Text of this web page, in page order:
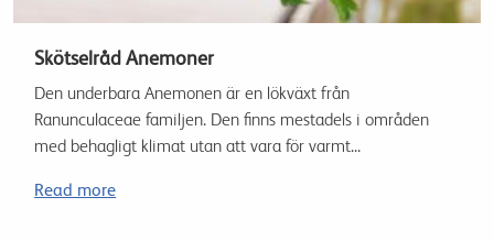
Skötselråd Anemoner
Den underbara Anemonen är en lökväxt från
Ranunculaceae familjen. Den finns mestadels i områden
med behagligt klimat utan att vara för varmt...
Read more